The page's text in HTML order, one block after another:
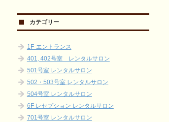
カテゴリー
1F-エントランス
401, 402号室 レンタルサロン
501号室 レンタルサロン
502・503号室 レンタルサロン
504号室 レンタルサロン
6F レセプション レンタルサロン
701号室 レンタルサロン